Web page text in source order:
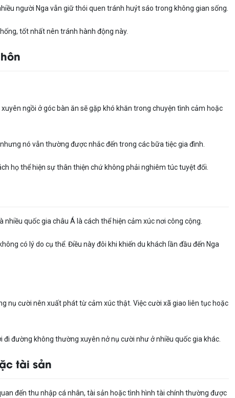
người Nga vẫn giữ thói quen tránh huýt sáo trong không gian sống.
tốt nhất nên tránh hành động này.
ngồi ở góc bàn ăn sẽ gặp khó khăn trong chuyện tình cảm hoặc
nó vẫn thường được nhắc đến trong các bữa tiệc gia đình.
họ thể hiện sự thân thiện chứ không phải nghiêm túc tuyệt đối.
quốc gia châu Á là cách thể hiện cảm xúc nơi công cộng.
có lý do cụ thể. Điều này đôi khi khiến du khách lần đầu đến Nga
nụ cười nên xuất phát từ cảm xúc thật. Việc cười xã giao liên tục hoặc
đường không thường xuyên nở nụ cười như ở nhiều quốc gia khác.
tài sản
đến thu nhập cá nhân, tài sản hoặc tình hình tài chính thường được